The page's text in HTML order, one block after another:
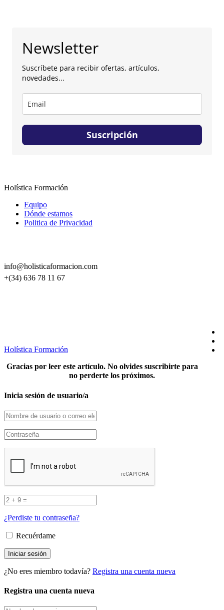
Newsletter
Suscríbete para recibir ofertas, artículos,
novedades...
Suscripción
Holística Formación
Equipo
Dónde estamos
Politica de Privacidad
info@holisticaformacion.com
+(34) 636 78 11 67
Holística Formación
Gracias por leer este artículo. No olvides suscribirte para
no perderte los próximos.
Inicia sesión de usuario/a
¿Perdiste tu contraseña?
Recuérdame
¿No eres miembro todavía? Registra una cuenta nueva
Registra una cuenta nueva